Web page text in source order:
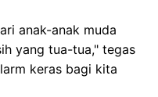
anak-anak muda
yang tua-tua," tegas
keras bagi kita